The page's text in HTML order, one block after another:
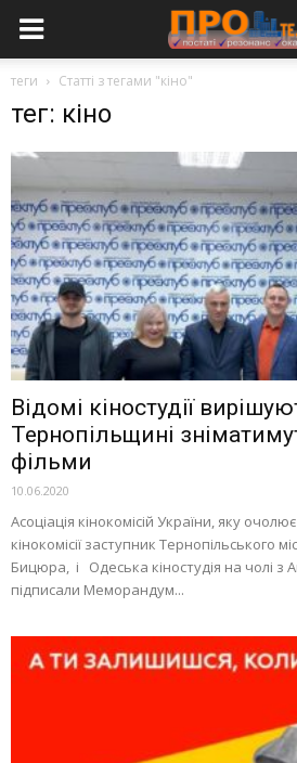
теги Статті з тегами "кіно"
тег: кіно
Відомі кіностудії
Тернопільщині
фільми
10.06.2020
Асоціація кінокомісій України, яку
кінокомісії заступник Тернопільського
Бицюра, і Одеська кіностудія на чолі з
підписали Меморандум...